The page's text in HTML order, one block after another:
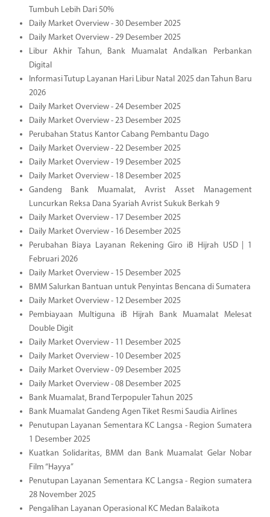
Tumbuh Lebih Dari 50%
Daily Market Overview - 30 Desember 2025
Daily Market Overview - 29 Desember 2025
Libur Akhir Tahun, Bank Muamalat Andalkan Perbankan
Digital
Informasi Tutup Layanan Hari Libur Natal 2025 dan Tahun Baru
2026
Daily Market Overview - 24 Desember 2025
Daily Market Overview - 23 Desember 2025
Perubahan Status Kantor Cabang Pembantu Dago
Daily Market Overview - 22 Desember 2025
Daily Market Overview - 19 Desember 2025
Daily Market Overview - 18 Desember 2025
Gandeng Bank Muamalat, Avrist Asset Management
Luncurkan Reksa Dana Syariah Avrist Sukuk Berkah 9
Daily Market Overview - 17 Desember 2025
Daily Market Overview - 16 Desember 2025
Perubahan Biaya Layanan Rekening Giro iB Hijrah USD | 1
Februari 2026
Daily Market Overview - 15 Desember 2025
BMM Salurkan Bantuan untuk Penyintas Bencana di Sumatera
Daily Market Overview - 12 Desember 2025
Pembiayaan Multiguna iB Hijrah Bank Muamalat Melesat
Double Digit
Daily Market Overview - 11 Desember 2025
Daily Market Overview - 10 Desember 2025
Daily Market Overview - 09 Desember 2025
Daily Market Overview - 08 Desember 2025
Bank Muamalat, Brand Terpopuler Tahun 2025
Bank Muamalat Gandeng Agen Tiket Resmi Saudia Airlines
Penutupan Layanan Sementara KC Langsa - Region Sumatera
1 Desember 2025
Kuatkan Solidaritas, BMM dan Bank Muamalat Gelar Nobar
Film “Hayya”
Penutupan Layanan Sementara KC Langsa - Region sumatera
28 November 2025
Pengalihan Layanan Operasional KC Medan Balaikota